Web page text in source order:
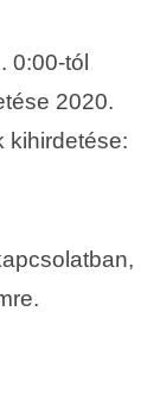
0:00-tól
2020.
kihirdetése: